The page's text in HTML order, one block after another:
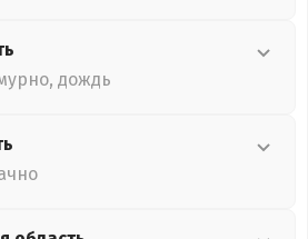
дождь